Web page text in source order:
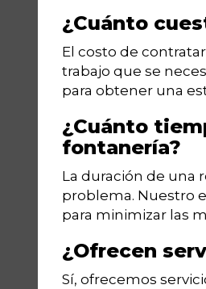
¿Cuánto
El costo de
trabajo que se
para obtener una
¿Cuánto
fontanería?
La duración de una
problema. Nuestro
para minimizar las
¿Ofrecen
Sí, ofrecemos